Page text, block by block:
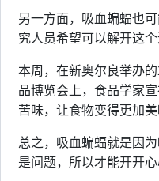
另一方面，吸血蝙蝠也
究人员希望可以解开这个
本周，在新奥尔良举办
品博览会上，食品学家
苦味，让食物变得更加美
总之，吸血蝙蝠就是因
是问题，所以才能开开心